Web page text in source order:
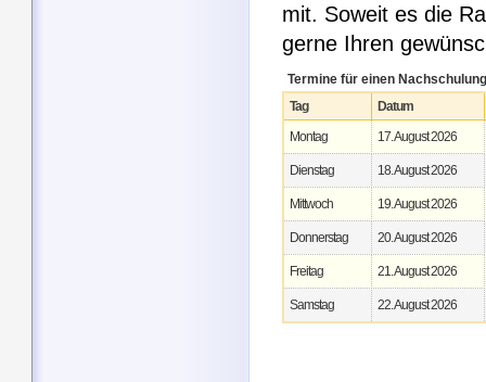
mit. Soweit es die
gerne Ihren
Termine für einen
Tag
Datum
Montag
17. August 2026
Dienstag 18. August 2026
Mittwoch 19. August 2026
Donnerstag 20. August 2026
Freitag 21. August 2026
Samstag 22. August 2026